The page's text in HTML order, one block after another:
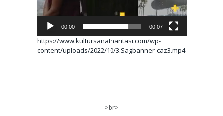
00:00 00:07
https://www.kultursanatharitasi.com/wp-
content/uploads/2022/10/3.Sagbanner-caz3.mp4
>br>